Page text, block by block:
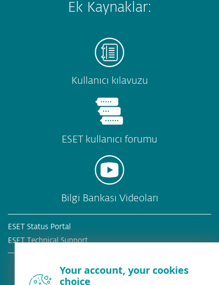
Ek Kaynaklar:
Kullanıcı kılavuzu
ESET kullanıcı forumu
Bilgi Bankası Videoları
ESET Status Portal
ESET Technical Support
Your account, your cookies
choice